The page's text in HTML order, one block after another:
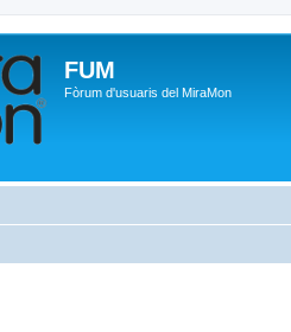
FUM
Fòrum d'usuaris del MiraMon